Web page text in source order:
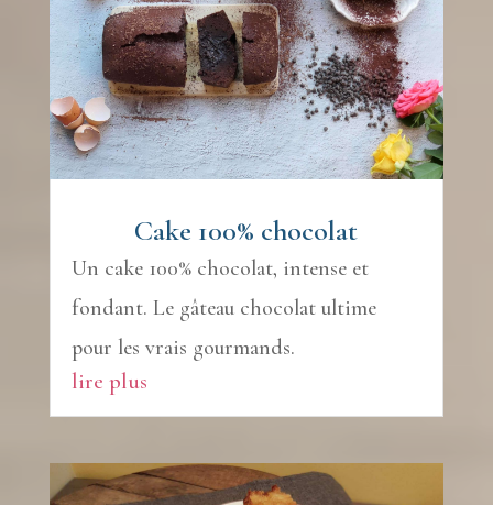
Cake 100% chocolat
Un cake 100% chocolat, intense et
fondant. Le gâteau chocolat ultime
pour les vrais gourmands.
lire plus